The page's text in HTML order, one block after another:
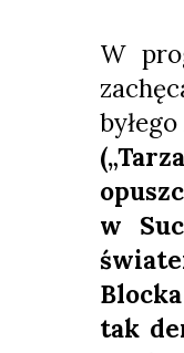
W
byłego
w
tak